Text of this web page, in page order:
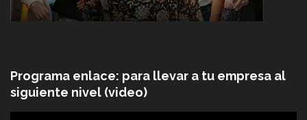
Programa enlace: para llevar a tu empresa al
siguiente nivel (video)